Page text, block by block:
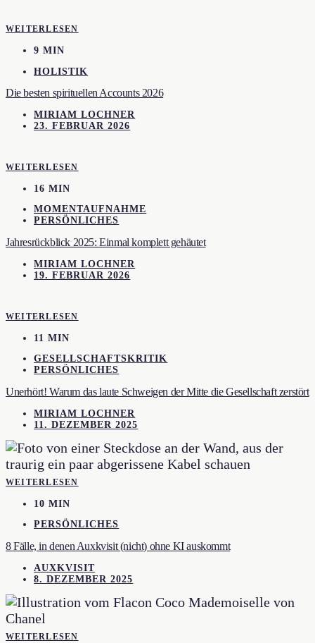
WEITERLESEN
9 MIN
HOLISTIK
Die besten spirituellen Accounts 2026
MIRIAM LOCHNER
23. FEBRUAR 2026
WEITERLESEN
16 MIN
MOMENTAUFNAHME
PERSÖNLICHES
Jahresrückblick 2025: Einmal komplett gehäutet
MIRIAM LOCHNER
19. FEBRUAR 2026
WEITERLESEN
11 MIN
GESELLSCHAFTSKRITIK
PERSÖNLICHES
Unerhört! Warum das laute Schweigen der Mitte die Gesellschaft zerstört
MIRIAM LOCHNER
11. DEZEMBER 2025
WEITERLESEN
10 MIN
PERSÖNLICHES
8 Fälle, in denen Auxkvisit (nicht) ohne KI auskommt
AUXKVISIT
8. DEZEMBER 2025
WEITERLESEN